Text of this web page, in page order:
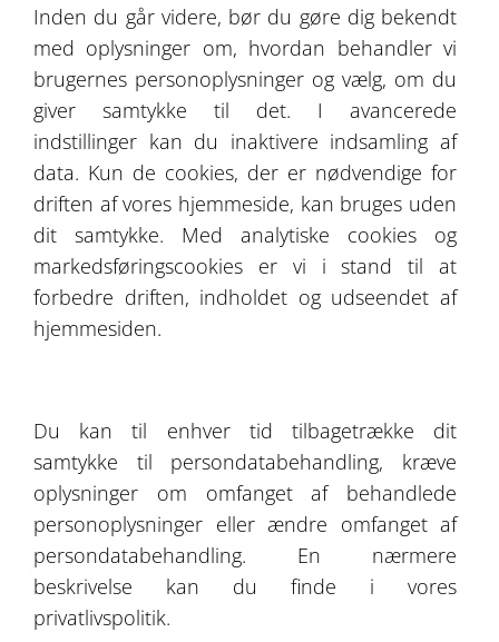
Produktkatalog
Udsagn fra vores kunder
Tilbud
Galleri
Om os
Kontakt
SEND FORESPØRGSEL
Inden du går videre, bør du gøre dig bekendt
med oplysninger om, hvordan behandler vi
brugernes personoplysninger og vælg, om du
giver samtykke til det. I avancerede
indstillinger kan du inaktivere indsamling af
data. Kun de cookies, der er nødvendige for
driften af vores hjemmeside, kan bruges uden
dit samtykke. Med analytiske cookies og
markedsføringscookies er vi i stand til at
forbedre driften, indholdet og udseendet af
hjemmesiden.
Du kan til enhver tid tilbagetrække dit
samtykke til persondatabehandling, kræve
oplysninger om omfanget af behandlede
personoplysninger eller ændre omfanget af
persondatabehandling. En nærmere
beskrivelse kan du finde i vores
privatlivspolitik.